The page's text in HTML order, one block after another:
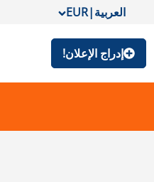
العربية|
EUR
إدراج الإعلان!